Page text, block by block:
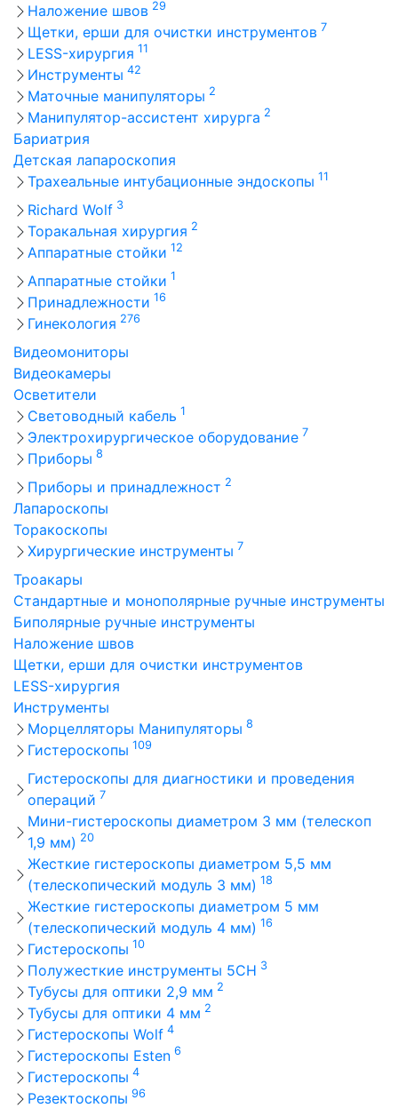
Наложение швов 29
Щетки, ерши для очистки инструментов 7
LESS-хирургия 11
Инструменты 42
Маточные манипуляторы 2
Манипулятор-ассистент хирурга 2
Бариатрия
Детская лапароскопия
Трахеальные интубационные эндоскопы 11
Richard Wolf 3
Торакальная хирургия 2
Аппаратные стойки 12
Аппаратные стойки 1
Принадлежности 16
Гинекология 276
Видеомониторы
Видеокамеры
Осветители
Световодный кабель 1
Электрохирургическое оборудование 7
Приборы 8
Приборы и принадлежност 2
Лапароскопы
Торакоскопы
Хирургические инструменты 7
Троакары
Стандартные и монополярные ручные инструменты
Биполярные ручные инструменты
Наложение швов
Щетки, ерши для очистки инструментов
LESS-хирургия
Инструменты
Морцелляторы Манипуляторы 8
Гистероскопы 109
Гистероскопы для диагностики и проведения
операций 7
Мини-гистероскопы диаметром 3 мм (телескоп
1,9 мм) 20
Жесткие гистероскопы диаметром 5,5 мм
(телескопический модуль 3 мм) 18
Жесткие гистероскопы диаметром 5 мм
(телескопический модуль 4 мм) 16
Гистероскопы 10
Полужесткие инструменты 5CH 3
Тубусы для оптики 2,9 мм 2
Тубусы для оптики 4 мм 2
Гистероскопы Wolf 4
Гистероскопы Esten 6
Гистероскопы 4
Резектоскопы 96